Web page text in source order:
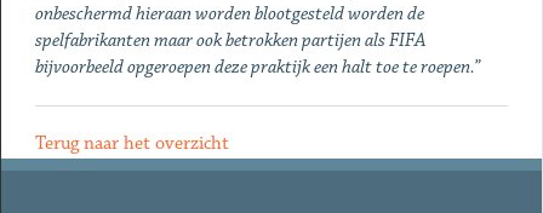
onbeschermd hieraan worden blootgesteld worden de
spelfabrikanten maar ook betrokken partijen als FIFA
bijvoorbeeld opgeroepen deze praktijk een halt toe te roepen.”
Terug naar het overzicht